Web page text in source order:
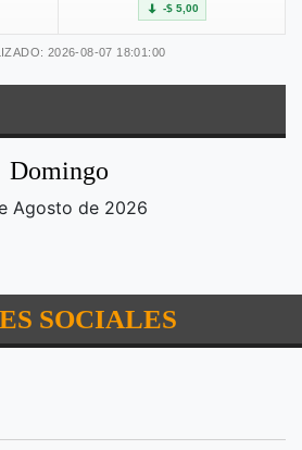
-$ 5,00
2026-08-07 18:01:00
Domingo
Agosto de 2026
SOCIALES